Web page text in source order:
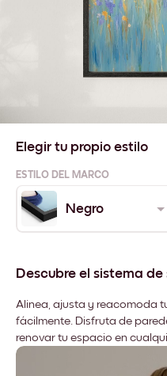
Elegir tu propio estilo
ESTILO DEL MARCO
Negro
Descubre el sistema
Alinea, ajusta y reacomoda
fácilmente. Disfruta de
renovar tu espacio en